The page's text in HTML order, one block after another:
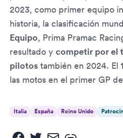
2023, como primer equipo
historia, la clasificación
Equipo, Prima Pramac
resultado y competir por el
pilotos también en 2024. El
las motos en el primer GP
Italia España Reino Unido